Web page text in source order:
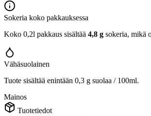
Sokeria koko pakkauksessa
Koko 0,2l pakkaus sisältää 4,8 g sokeria, mikä
Vähäsuolainen
Tuote sisältää enintään 0,3 g suolaa / 100ml.
Mainos
Tuotetiedot